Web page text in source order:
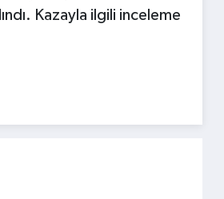
Kazayla ilgili inceleme